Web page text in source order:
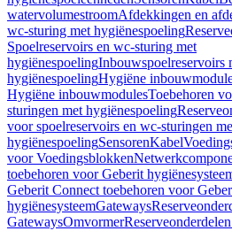
watervolumestroomAfdekkingen en
wc-sturing met hygiënespoeling
Spoelreservoirs en wc-sturing met
hygiënespoelingInbouwspoelreservoirs
hygiënespoelingHygiëne
Hygiëne inbouwmodulesToebehoren
sturingen met hygiënespoeling
voor spoelreservoirs en wc-sturingen
hygiënespoelingSensorenKabel
voor Voedingsblokken
toebehoren voor Geberit
Geberit Connect toebehoren voor
hygiënesysteemGateways
GatewaysOmvormer